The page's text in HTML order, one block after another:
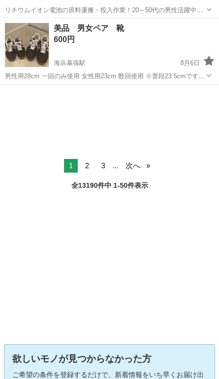
リチウムイオン電池の原料運搬・投入作業！20～50代の男性活躍中★
ワンルーム寮完備！赴任旅費会社負担！年間休日130日★フォークリフ
ト免許お持ちの方、活躍中！就業先食堂利用可★《神奈川県相模原
市》 人気の工場のお仕事 ◇電...
神奈川 相模原市 南橋本駅 その他
美品 男女ペア 靴
600円
海浜幕張駅
8月6日
男性用28cm 一回のみ使用 女性用23cm 数回使用 ※普段23.5cmですが
ちょうどいいサイズでした イベントごとで使いましたが普段使いはし
1 2 3 ... 次へ
全13190件中 1-50件表示
欲しいモノが見つからなかった方
ご希望の条件を登録するだけで、新着情報をいち早くお届け出